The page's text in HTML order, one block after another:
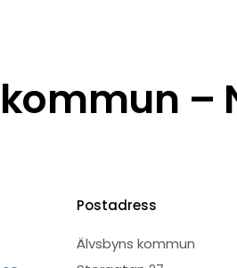
–
Postadress
Älvsbyns kommun